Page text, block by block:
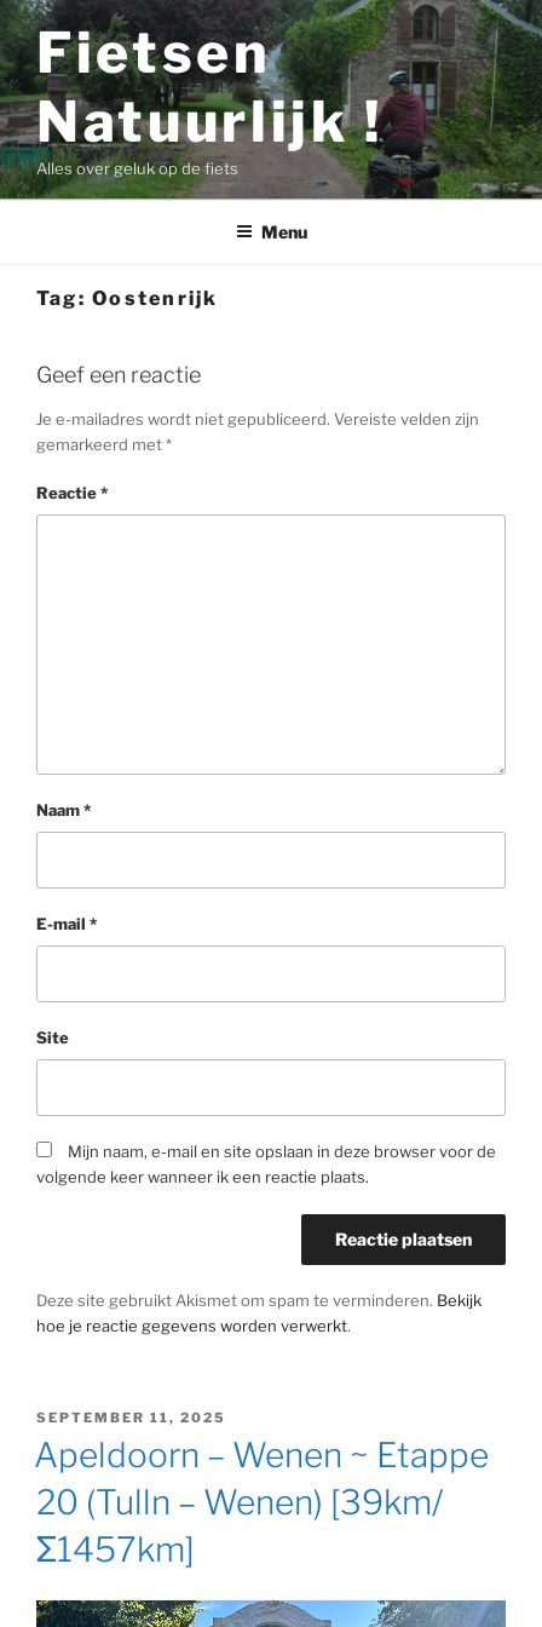
Ga
naar
de
inhoud
Fietsen
Natuurlijk !
Alles over geluk op de fiets
Menu
Tag:Oostenrijk
Geef een reactie
Je e-mailadres wordt niet gepubliceerd. Vereiste velden zijn
gemarkeerd met*
Reactie*
Naam*
E-mail *
Site
Mijn naam, e-mail en site opslaan in deze browser voor de
volgende keer wanneer ik een reactie plaats.
Deze site gebruikt Akismet om spam te verminderen. Bekijk
hoe je reactie gegevens worden verwerkt.
GEPLAATST
OP
SEPTEMBER 11, 2025
Apeldoorn – Wenen ~ Etappe
20 (Tulln – Wenen) [39km/
Σ1457km]